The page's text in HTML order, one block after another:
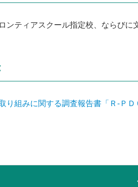
ンティアスクール指定校、ならび
り組みに関する調査報告書「Ｒ-Ｐ